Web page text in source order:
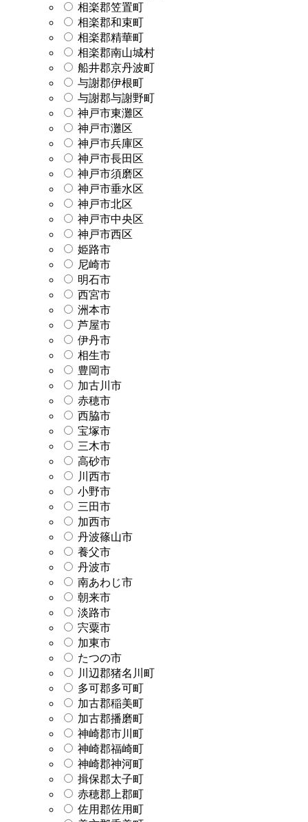
相楽郡笠置町
相楽郡和束町
相楽郡精華町
相楽郡南山城村
船井郡京丹波町
与謝郡伊根町
与謝郡与謝野町
神戸市東灘区
神戸市灘区
神戸市兵庫区
神戸市長田区
神戸市須磨区
神戸市垂水区
神戸市北区
神戸市中央区
神戸市西区
姫路市
尼崎市
明石市
西宮市
洲本市
芦屋市
伊丹市
相生市
豊岡市
加古川市
赤穂市
西脇市
宝塚市
三木市
高砂市
川西市
小野市
三田市
加西市
丹波篠山市
養父市
丹波市
南あわじ市
朝来市
淡路市
宍粟市
加東市
たつの市
川辺郡猪名川町
多可郡多可町
加古郡稲美町
加古郡播磨町
神崎郡市川町
神崎郡福崎町
神崎郡神河町
揖保郡太子町
赤穂郡上郡町
佐用郡佐用町